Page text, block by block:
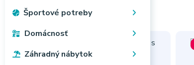
Športové potreby
Domácnosť
Záhradný nábytok